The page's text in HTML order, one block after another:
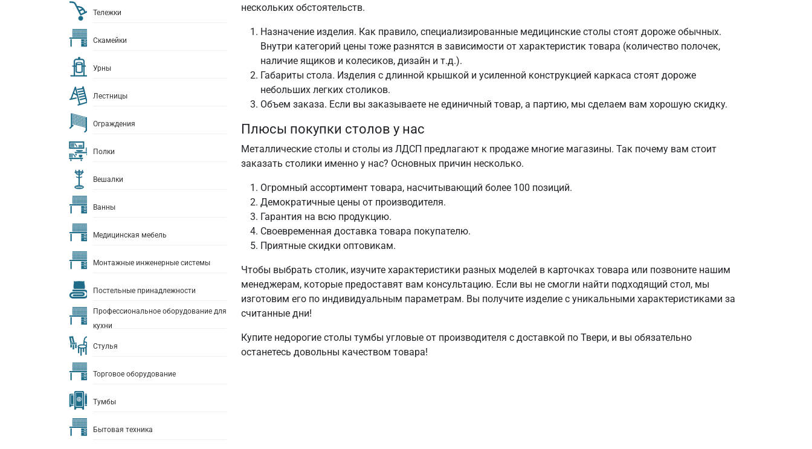
Тележки
Скамейки
Урны
Лестницы
Ограждения
Полки
Вешалки
Ванны
Медицинская мебель
Монтажные инженерные системы
Постельные принадлежности
Профессиональное оборудование для
кухни
Стулья
Торговое оборудование
Тумбы
Бытовая техника
нескольких обстоятельств.
Назначение изделия. Как правило, специализированные медицинские столы стоят дороже обычных.
Внутри категорий цены тоже разнятся в зависимости от характеристик товара (количество полочек,
наличие ящиков и колесиков, дизайн и т.д.).
Габариты стола. Изделия с длинной крышкой и усиленной конструкцией каркаса стоят дороже
небольших легких столиков.
Объем заказа. Если вы заказываете не единичный товар, а партию, мы сделаем вам хорошую скидку.
Плюсы покупки столов у нас
Металлические столы и столы из ЛДСП предлагают к продаже многие магазины. Так почему вам стоит
заказать столики именно у нас? Основных причин несколько.
Огромный ассортимент товара, насчитывающий более 100 позиций.
Демократичные цены от производителя.
Гарантия на всю продукцию.
Своевременная доставка товара покупателю.
Приятные скидки оптовикам.
Чтобы выбрать столик, изучите характеристики разных моделей в карточках товара или позвоните нашим
менеджерам, которые предоставят вам консультацию. Если вы не смогли найти подходящий стол, мы
изготовим его по индивидуальным параметрам. Вы получите изделие с уникальными характеристиками за
считанные дни!
Купите недорогие столы тумбы угловые от производителя с доставкой по Твери, и вы обязательно
останетесь довольны качеством товара!